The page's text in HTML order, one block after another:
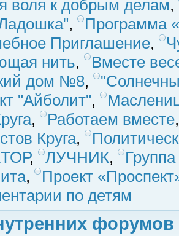
воля к добрым делам,
,
Программа
Приглашение,
нить,
Вместе
дом №8,
"Айболит",
, Работаем вместе
Круга,
, ЛУЧНИК,
,
Проект
по детям
форумов